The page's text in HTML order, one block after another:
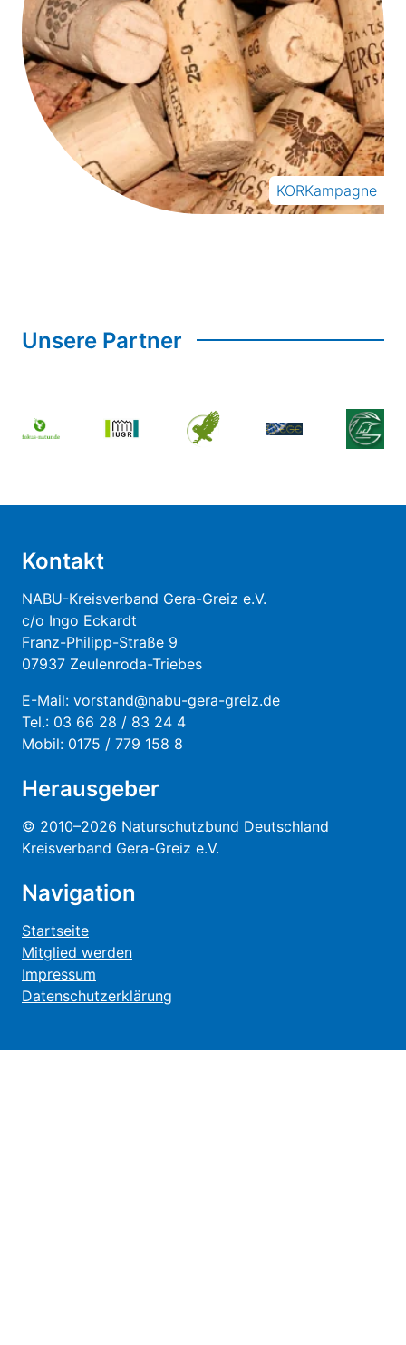
KORKampagne
Unsere Partner
Kontakt
NABU-Kreisverband Gera-Greiz e.V.
c/o Ingo Eckardt
Franz-Philipp-Straße 9
07937 Zeulenroda-Triebes
E-Mail: vorstand@nabu-gera-greiz.de
Tel.: 03 66 28 / 83 24 4
Mobil: 0175 / 779 158 8
Herausgeber
© 2010–2026 Naturschutzbund Deutschland
Kreisverband Gera-Greiz e.V.
Navigation
Startseite
Mitglied werden
Impressum
Datenschutzerklärung